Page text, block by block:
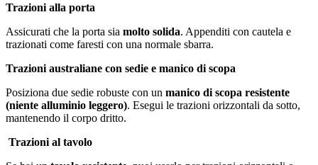
Trazioni alla porta
Assicurati che la porta sia molto solida. Appenditi con cautela e
trazionati come faresti con una normale sbarra.
Trazioni australiane con sedie e manico di scopa
Posiziona due sedie robuste con un manico di scopa resistente
(niente alluminio leggero). Esegui le trazioni orizzontali da sotto,
mantenendo il corpo dritto.
️ Trazioni al tavolo